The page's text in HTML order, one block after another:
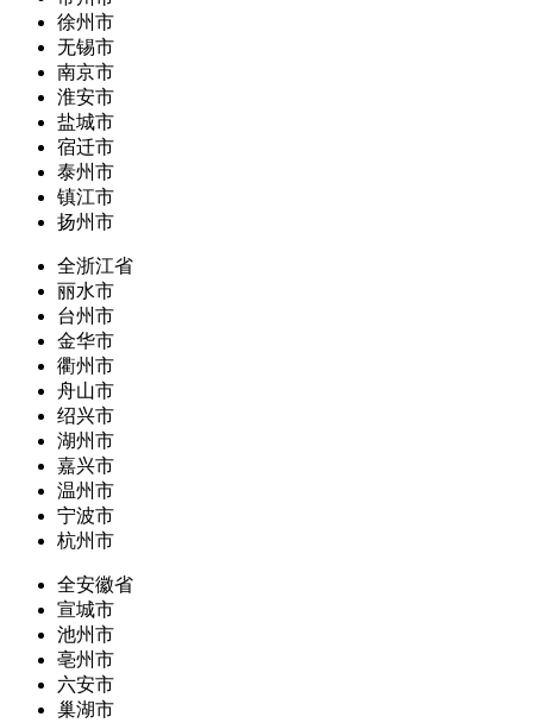
徐州市
无锡市
南京市
淮安市
盐城市
宿迁市
泰州市
镇江市
扬州市
全浙江省
丽水市
台州市
金华市
衢州市
舟山市
绍兴市
湖州市
嘉兴市
温州市
宁波市
杭州市
全安徽省
宣城市
池州市
亳州市
六安市
巢湖市